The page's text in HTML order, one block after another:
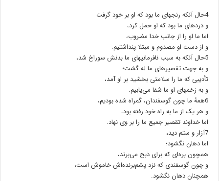
4حال آنکه رنجهای ما بود که او بر خود گرفت
و دردهای ما بود که او حمل کرد،
اما ما او را از جانب خدا مضروب،
و از دست او مصدوم و مبتلا پنداشتیم.
5حال آنکه به سبب نافرمانیهای ما بدنش سوراخ شد،
و به جهت تقصیرهای ما لِه گشت؛
تأدیبی که ما را سلامتی بخشید بر او آمد،
و به زخمهای او ما شفا می‌یابیم.
6همۀ ما چون گوسفندان، گمراه شده بودیم،
و هر یک از ما به راه خود رفته بود،
اما خداوند تقصیر جمیع ما را بر وی نهاد.
7آزار و ستم دید،
اما دهان نگشود؛
همچون بره‌ای که برای ذبح می‌برند،
و چون گوسفندی که نزد پشم‌برنده‌اش خاموش است،
همچنان دهان نگشود.